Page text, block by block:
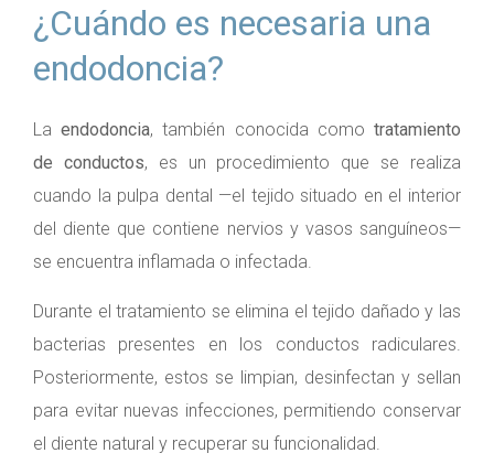
¿Cuándo es necesaria una
endodoncia?
Laendodoncia, también conocida comotratamiento
de conductos, es un procedimiento que se realiza
cuando la pulpa dental —el tejido situado en el interior
del diente que contiene nervios y vasos sanguíneos—
se encuentra inflamada o infectada.
Durante el tratamiento se elimina el tejido dañado y las
bacterias presentes en los conductos radiculares.
Posteriormente, estos se limpian, desinfectan y sellan
para evitar nuevas infecciones, permitiendo conservar
el diente natural y recuperar su funcionalidad.